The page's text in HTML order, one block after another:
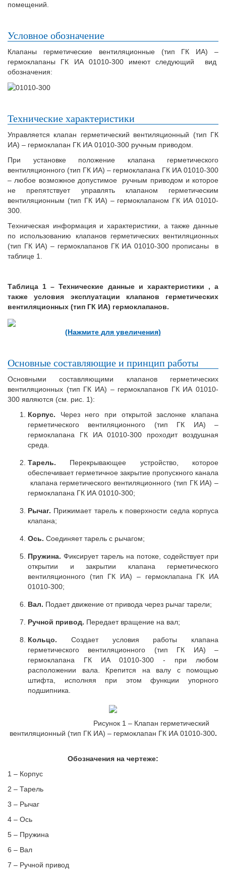
помещений.
Условное обозначение
Клапаны герметические вентиляционные (тип ГК ИА) –
гермоклапаны ГК ИА 01010-300 имеют следующий вид
обозначения:
Технические характеристики
Управляется клапан герметический вентиляционный (тип ГК
ИА) – гермоклапан ГК ИА 01010-300 ручным приводом.
При установке положение клапана герметического
вентиляционного (тип ГК ИА) – гермоклапана ГК ИА 01010-300
– любое возможное допустимое ручным приводом и которое
не препятствует управлять клапаном герметическим
вентиляционным (тип ГК ИА) – гермоклапаном ГК ИА 01010-
300.
Техническая информация и характеристики, а также данные
по использованию клапанов герметических вентиляционных
(тип ГК ИА) – гермоклапанов ГК ИА 01010-300 прописаны в
таблице 1.
Таблица 1 – Технические данные и характеристики , а
также условия эксплуатации клапанов герметических
вентиляционных (тип ГК ИА) гермоклапанов.
(Нажмите для увеличения)
Основные составляющие и принцип работы
Основными составляющими клапанов герметических
вентиляционных (тип ГК ИА) – гермоклапанов ГК ИА 01010-
300 являются (см. рис. 1):
Корпус. Через него при открытой заслонке клапана
герметического вентиляционного (тип ГК ИА) –
гермоклапана ГК ИА 01010-300 проходит воздушная
среда.
Тарель. Перекрывающее устройство, которое
обеспечивает герметичное закрытие пропускного канала
клапана герметического вентиляционного (тип ГК ИА) –
гермоклапана ГК ИА 01010-300;
Рычаг. Прижимает тарель к поверхности седла корпуса
клапана;
Ось. Соединяет тарель с рычагом;
Пружина. Фиксирует тарель на потоке, содействует при
открытии и закрытии клапана герметического
вентиляционного (тип ГК ИА) – гермоклапана ГК ИА
01010-300;
Вал. Подает движение от привода через рычаг тарели;
Ручной привод. Передает вращение на вал;
Кольцо. Создает условия работы клапана
герметического вентиляционного (тип ГК ИА) –
гермоклапана ГК ИА 01010-300 - при любом
расположении вала. Крепится на валу с помощью
штифта, исполняя при этом функции упорного
подшипника.
Рисунок 1 – Клапан герметический
вентиляционный (тип ГК ИА) – гермоклапан ГК ИА 01010-300.
Обозначения на чертеже:
1 – Корпус
2 – Тарель
3 – Рычаг
4 – Ось
5 – Пружина
6 – Вал
7 – Ручной привод